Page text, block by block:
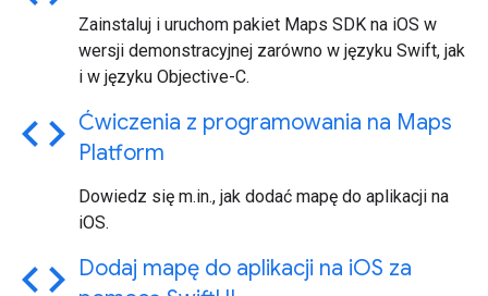
Zainstaluj i uruchom pakiet Maps SDK na iOS w
wersji demonstracyjnej zarówno w języku Swift, jak
i w języku Objective-C.
code Ćwiczenia z programowania na Maps
Platform
Dowiedz się m.in., jak dodać mapę do aplikacji na
iOS.
code Dodaj mapę do aplikacji na iOS za